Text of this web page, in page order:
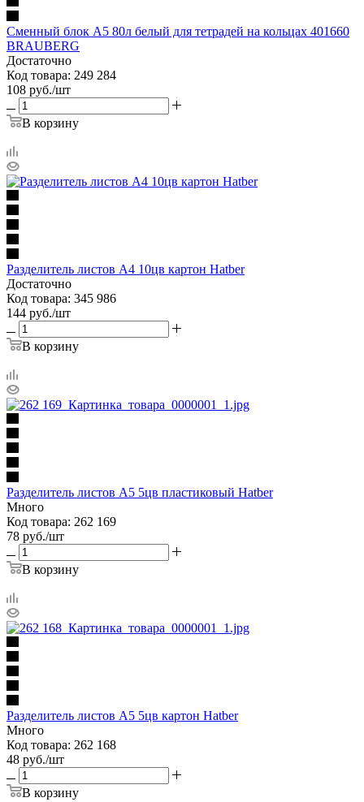
Сменный блок А5 80л белый для тетрадей на кольцах 401660
BRAUBERG
Достаточно
Код товара: 249 284
108 руб./шт
В корзину
Разделитель листов А4 10цв картон Hatber
Достаточно
Код товара: 345 986
144 руб./шт
В корзину
Разделитель листов А5 5цв пластиковый Hatber
Много
Код товара: 262 169
78 руб./шт
В корзину
Разделитель листов А5 5цв картон Hatber
Много
Код товара: 262 168
48 руб./шт
В корзину